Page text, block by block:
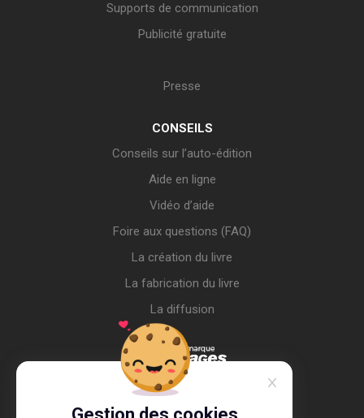
Supports de communication
Publicité gratuite
Presse
CONSEILS
Conseils sur l’auto-édition
Aide en ligne
Vidéo d’aide
Foire aux questions (FAQ)
La création du livre
La fabrication du livre
La diffusion